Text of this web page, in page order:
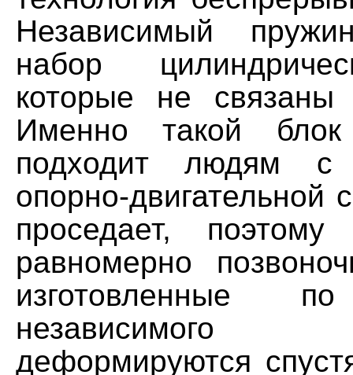
Независимый
набор
которые не
Именно такой блок
подходит людям с
опорно-двигательной
проседает, поэтому
равномерно
изготовленные
независимого
деформируются